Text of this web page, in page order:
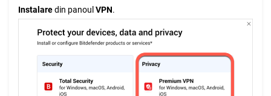
Instalaredin panoul VPN.